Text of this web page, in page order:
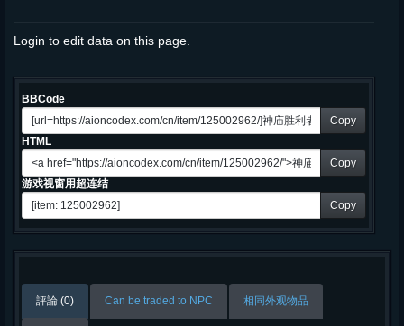
Login to edit data on this page.
BBCode
Copy
HTML
Copy
游戏视窗用超连结
Copy
評論 (0) Can be traded to NPC 相同外观物品